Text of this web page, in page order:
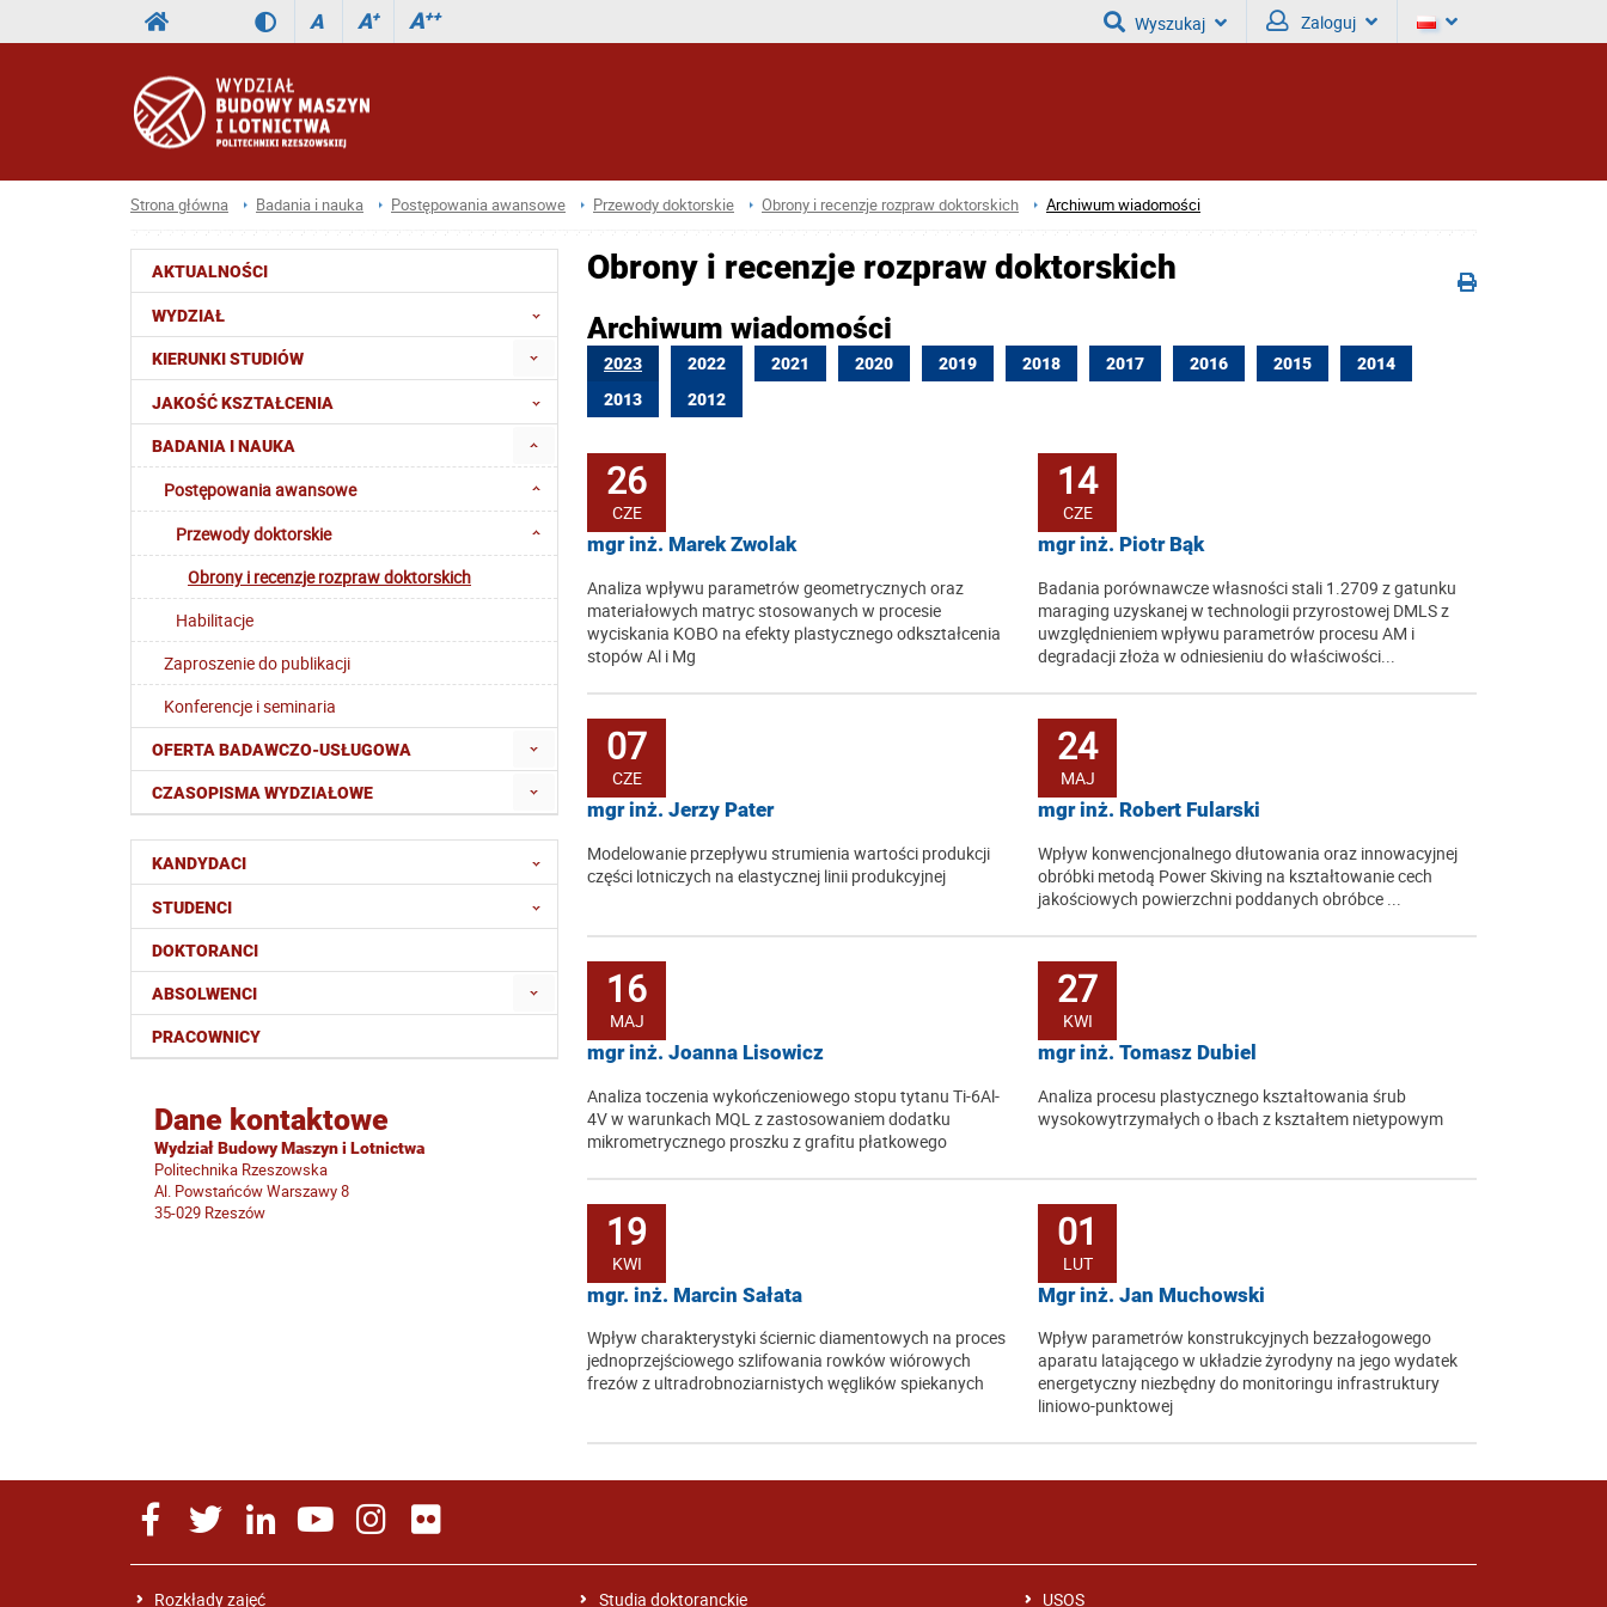
A A+ A++ Wyszukaj Zaloguj
Strona główna Badania i nauka Postępowania awansowe Przewody doktorskie Obrony i recenzje rozpraw doktorskich Archiwum wiadomości
AKTUALNOŚCI
WYDZIAŁ
KIERUNKI STUDIÓW
JAKOŚĆ KSZTAŁCENIA
BADANIA I NAUKA
Postępowania awansowe
Przewody doktorskie
Obrony i recenzje rozpraw doktorskich
Habilitacje
Zaproszenie do publikacji
Konferencje i seminaria
OFERTA BADAWCZO-USŁUGOWA
CZASOPISMA WYDZIAŁOWE
KANDYDACI
STUDENCI
DOKTORANCI
ABSOLWENCI
PRACOWNICY
Dane kontaktowe
Wydział Budowy Maszyn i Lotnictwa
Politechnika Rzeszowska
Al. Powstańców Warszawy 8
35-029 Rzeszów
Obrony i recenzje rozpraw doktorskich
Archiwum wiadomości
2023 2022 2021 2020 2019 2018 2017 2016 2015
2014
2013
2012
26
CZE
mgr inż. Marek Zwolak
Analiza wpływu parametrów geometrycznych oraz
materiałowych matryc stosowanych w procesie
wyciskania KOBO na efekty plastycznego odkształcenia
stopów Al i Mg
14
CZE
mgr inż. Piotr Bąk
Badania porównawcze własności stali 1.2709 z gatunku
maraging uzyskanej w technologii przyrostowej DMLS z
uwzględnieniem wpływu parametrów procesu AM i
degradacji złoża w odniesieniu do właściwości...
07
CZE
mgr inż. Jerzy Pater
Modelowanie przepływu strumienia wartości produkcji
części lotniczych na elastycznej linii produkcyjnej
24
MAJ
mgr inż. Robert Fularski
Wpływ konwencjonalnego dłutowania oraz innowacyjnej
obróbki metodą Power Skiving na kształtowanie cech
jakościowych powierzchni poddanych obróbce ...
16
MAJ
mgr inż. Joanna Lisowicz
Analiza toczenia wykończeniowego stopu tytanu Ti-6Al-
4V w warunkach MQL z zastosowaniem dodatku
mikrometrycznego proszku z grafitu płatkowego
27
KWI
mgr inż. Tomasz Dubiel
Analiza procesu plastycznego kształtowania śrub
wysokowytrzymałych o łbach z kształtem nietypowym
19
KWI
mgr. inż. Marcin Sałata
Wpływ charakterystyki ściernic diamentowych na proces
jednoprzejściowego szlifowania rowków wiórowych
frezów z ultradrobnoziarnistych węglików spiekanych
01
LUT
Mgr inż. Jan Muchowski
Wpływ parametrów konstrukcyjnych bezzałogowego
aparatu latającego w układzie żyrodyny na jego wydatek
energetyczny niezbędny do monitoringu infrastruktury
liniowo-punktowej
Rozkłady zajęć Studia doktoranckie USOS